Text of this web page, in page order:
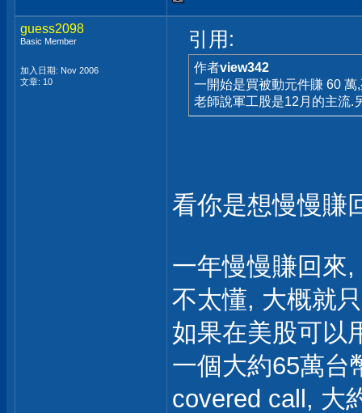
guess2098
Basic Member
加入日期: Nov 2006
文章: 10
引用:
作者view342
一開始是買被動元件賺 60
老師說軍工股是12月的主流.
看你是想慢慢賺
一年慢慢賺回來
不太懂, 大概就
如果在美股可以
一個大約65萬台
covered call, 大